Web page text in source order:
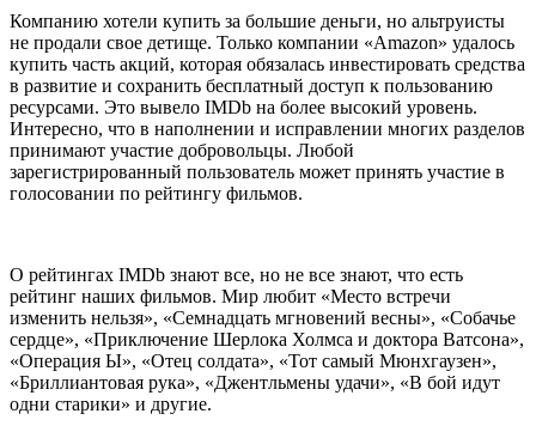
Компанию хотели купить за большие деньги, но альтруисты
не продали свое детище. Только компании «Amazon» удалось
купить часть акций, которая обязалась инвестировать средства
в развитие и сохранить бесплатный доступ к пользованию
ресурсами. Это вывело IMDb на более высокий уровень.
Интересно, что в наполнении и исправлении многих разделов
принимают участие добровольцы. Любой
зарегистрированный пользователь может принять участие в
голосовании по рейтингу фильмов.
О рейтингах IMDb знают все, но не все знают, что есть
рейтинг наших фильмов. Мир любит «Место встречи
изменить нельзя», «Семнадцать мгновений весны», «Собачье
сердце», «Приключение Шерлока Холмса и доктора Ватсона»,
«Операция Ы», «Отец солдата», «Тот самый Мюнхгаузен»,
«Бриллиантовая рука», «Джентльмены удачи», «В бой идут
одни старики» и другие.